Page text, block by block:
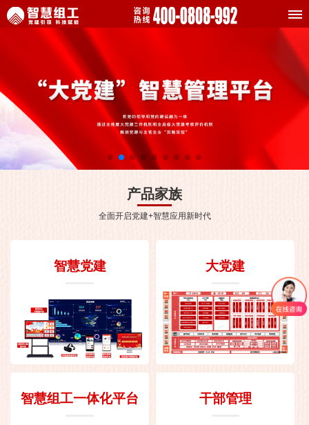
产品家族
全面开启党建+智慧应用新时代
智慧党建 大党建
智慧组工一体化平台 干部管理